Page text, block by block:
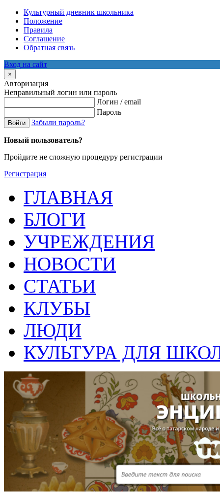
Культурный дневник школьника
Положение
Правила
Соглашение
Обратная связь
Вход на сайт
×
Авторизация
Неправильный логин или пароль
Логин / email
Пароль
Войти Забыли пароль?
Новый пользователь?
Пройдите не сложную процедуру регистрации
Регистрация
ГЛАВНАЯ
БЛОГИ
УЧРЕЖДЕНИЯ
НОВОСТИ
СТАТЬИ
КЛУБЫ
ЛЮДИ
КУЛЬТУРА ДЛЯ